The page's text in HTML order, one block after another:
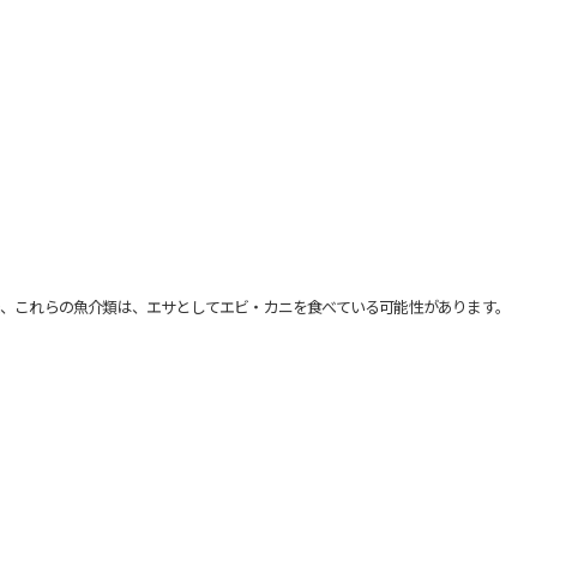
れらの魚介類は、エサとしてエビ・カニを食べている可能性があります。